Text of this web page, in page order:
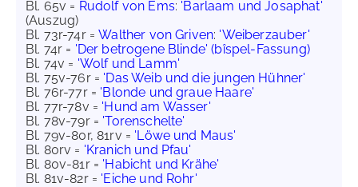
Bl. 65v = Rudolf von Ems: 'Barlaam und Josaphat'
(Auszug)
Bl. 73r-74r =Walther von Griven: 'Weiberzauber'
Bl. 74r = 'Der betrogene Blinde' (bîspel-Fassung)
Bl. 74v = 'Wolf und Lamm'
Bl. 75v-76r = 'Das Weib und die jungen Hühner'
Bl. 76r-77r = 'Blonde und graue Haare'
Bl. 77r-78v = 'Hund am Wasser'
Bl. 78v-79r = 'Torenschelte'
Bl. 79v-80r, 81rv = 'Löwe und Maus'
Bl. 80rv = 'Kranich und Pfau'
Bl. 80v-81r = 'Habicht und Krähe'
Bl. 81v-82r = 'Eiche und Rohr'